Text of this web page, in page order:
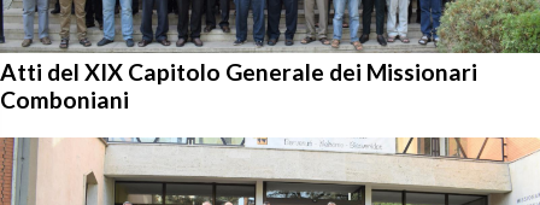
Atti del XIX Capitolo Generale dei Missionari
Comboniani